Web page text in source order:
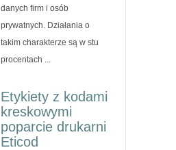
danych firm i osób
prywatnych. Działania o
takim charakterze są w stu
procentach ...
Etykiety z kodami
kreskowymi
poparcie drukarni
Eticod